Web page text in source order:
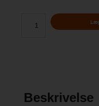
Beskrivelse